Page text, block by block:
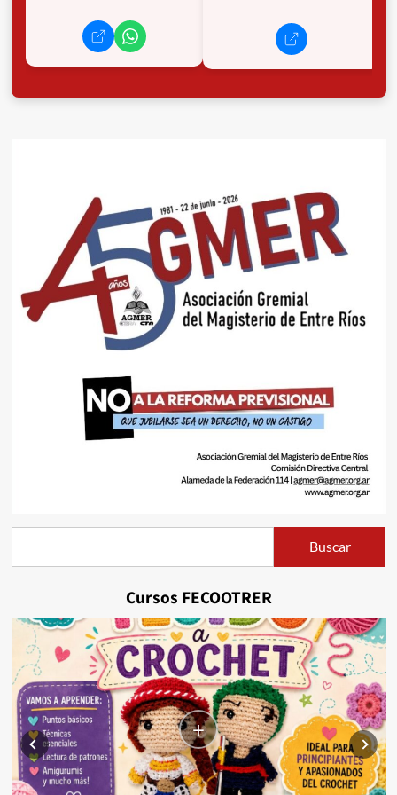
Buscar
Cursos FECOOTRER
+